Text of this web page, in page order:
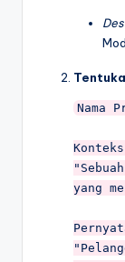
Nama
yang